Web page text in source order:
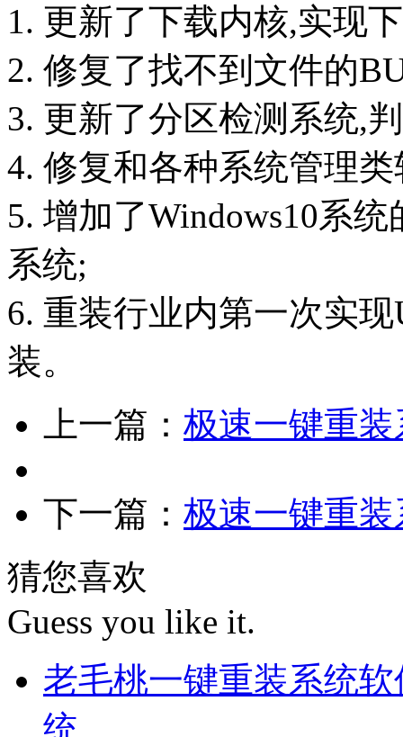
1. 更新了下载内核,实现
2. 修复了找不到文件的
3. 更新了分区检测系统,
4. 修复和各种系统管理
5. 增加了Windows10系
系统;
6. 重装行业内第一次实
装。
上一篇： 极速一键重
下一篇： 极速一键重
猜您喜欢
Guess you like it.
老毛桃一键重装系统
统